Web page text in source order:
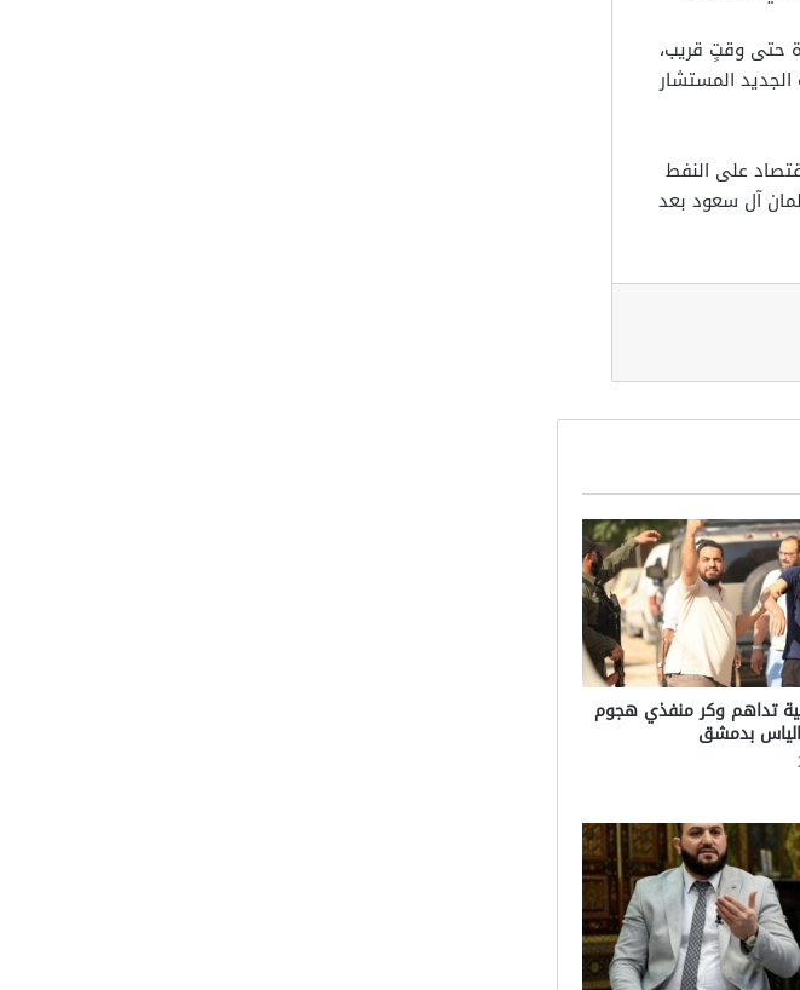
حتى وقتٍ قريب،
المستشار
على النفط
سلمان آل سعود بعد
تداهم وكر منفذي هجوم
بدمشق